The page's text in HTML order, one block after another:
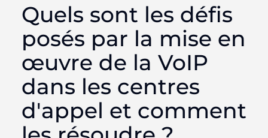
Quels sont les défis
posés par la mise en
œuvre de la VoIP
dans les centres
d'appel et comment